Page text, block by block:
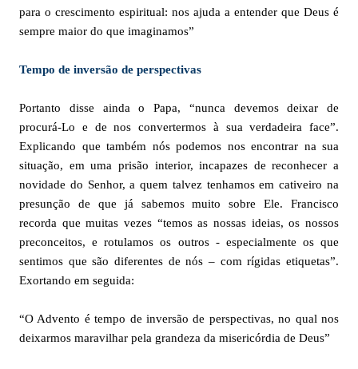
para o crescimento espiritual: nos ajuda a entender que Deus é
sempre maior do que imaginamos”
Tempo de inversão de perspectivas
Portanto disse ainda o Papa, “nunca devemos deixar de
procurá-Lo e de nos convertermos à sua verdadeira face”.
Explicando que também nós podemos nos encontrar na sua
situação, em uma prisão interior, incapazes de reconhecer a
novidade do Senhor, a quem talvez tenhamos em cativeiro na
presunção de que já sabemos muito sobre Ele. Francisco
recorda que muitas vezes “temos as nossas ideias, os nossos
preconceitos, e rotulamos os outros - especialmente os que
sentimos que são diferentes de nós – com rígidas etiquetas”.
Exortando em seguida:
“O Advento é tempo de inversão de perspectivas, no qual nos
deixarmos maravilhar pela grandeza da misericórdia de Deus”